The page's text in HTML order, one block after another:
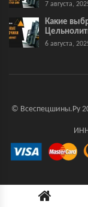
7 августа,
Какие
6 августа,
© Всеспецшины.Ру